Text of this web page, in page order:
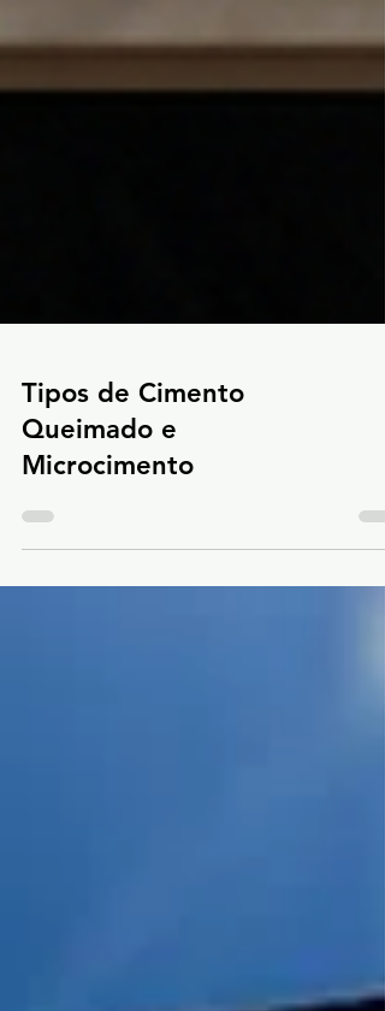
Tipos de Cimento
Queimado e
Microcimento